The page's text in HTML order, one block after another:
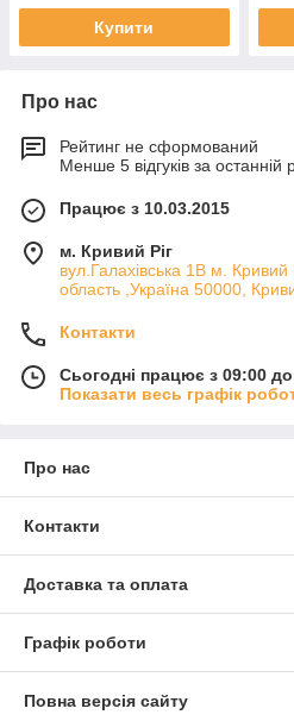
Купити
Про нас
Рейтинг не сформований
Менше 5 відгуків за останній
Працює з 10.03.2015
м. Кривий Ріг
вул.Галахівська 1В м. Кривий
область ,Україна 50000,
Контакти
Сьогодні працює з 09:00
Показати весь графік
Про нас
Контакти
Доставка та оплата
Графік роботи
Повна версія сайту